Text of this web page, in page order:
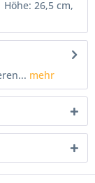
Höhe: 26,5 cm,
mehr